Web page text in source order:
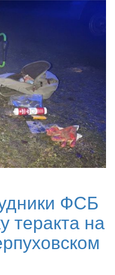
ФСБ
теракта на